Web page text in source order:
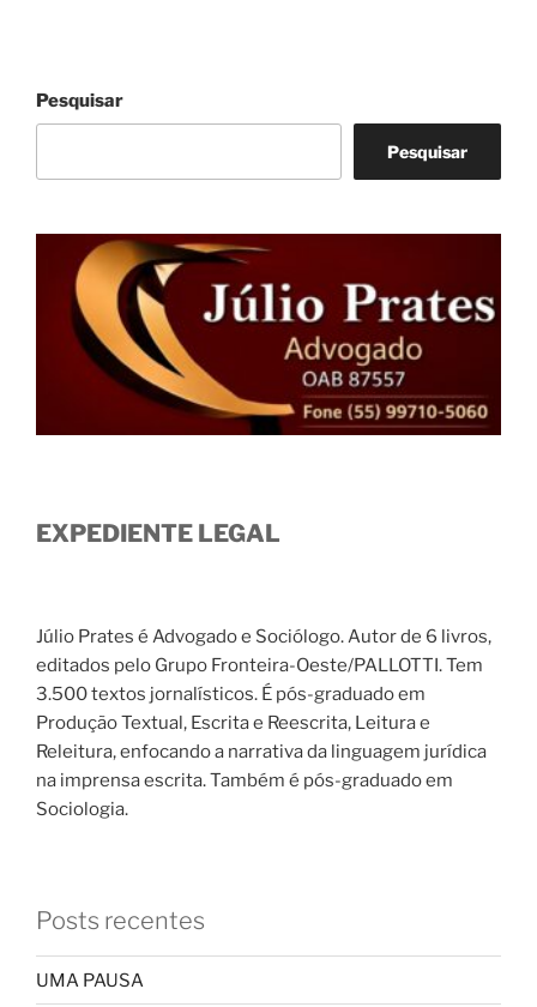
Pesquisar
Pesquisar
EXPEDIENTE LEGAL
Júlio Prates é Advogado e Sociólogo. Autor de 6 livros,
editados pelo Grupo Fronteira-Oeste/PALLOTTI. Tem
3.500 textos jornalísticos. É pós-graduado em
Produção Textual, Escrita e Reescrita, Leitura e
Releitura, enfocando a narrativa da linguagem jurídica
na imprensa escrita. Também é pós-graduado em
Sociologia.
Posts recentes
UMA PAUSA